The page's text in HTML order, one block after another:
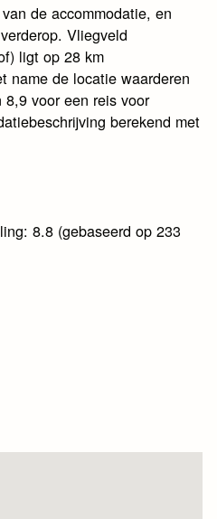
de accommodatie, en
Vliegveld
ligt op 28 km
name de locatie waarderen
voor een reis voor
berekend met
8.8 (gebaseerd op 233